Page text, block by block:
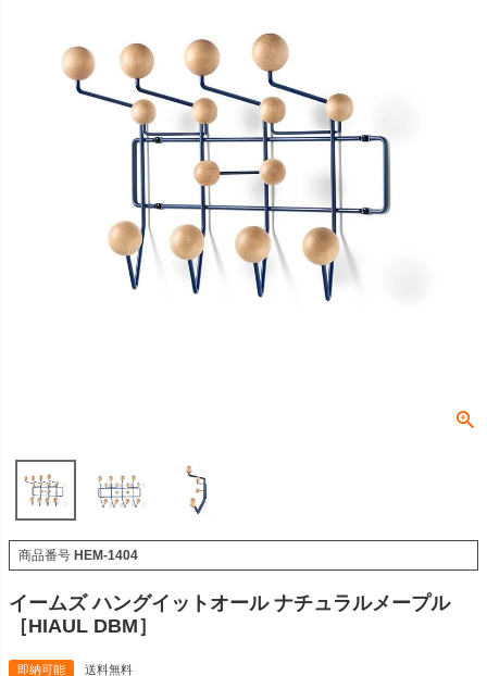
商品番号 HEM-1404
イームズ ハングイットオール ナチュラルメープル
［HIAUL DBM］
即納可能 送料無料